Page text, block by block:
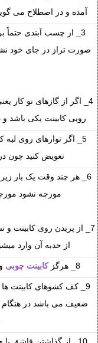
آمده و در اصطلاح می
3_ از چسب آبندی حتماً
صورت تراز در جای خود
4_ اگر از گازهای تو کار
رویی کابینت یکی باشد و
5_ اگر نوارهای روی
تعویض کنید چون
6_ هر چند وقت یک بار
مورچه نشود
7_ از پریدن روی
از حدبه آن وارد
8_ هرگز کابینت چوبی
9_ کف کشوهای کابینت
ضعیف می باشد در هنگام
10_ از گذاشتن قاشق